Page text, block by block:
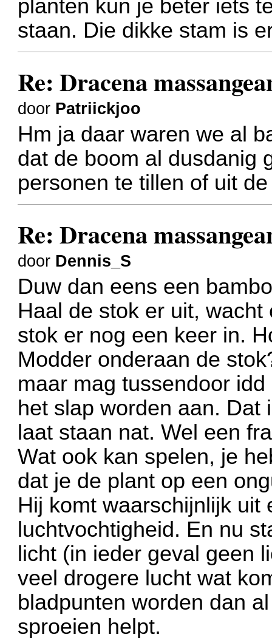
planten kun je beter iets
staan. Die dikke stam is
Re: Dracena
door Patriickjoo
Hm ja daar waren we al
dat de boom al dusdanig
personen te tillen of uit
Re: Dracena
door Dennis_S
Duw dan eens een
Haal de stok er uit,
stok er nog een keer in.
Modder onderaan de
maar mag tussendoor
het slap worden aan.
laat staan nat. Wel een
Wat ook kan spelen, je
dat je de plant op een
Hij komt waarschijnlijk uit
luchtvochtigheid. En nu
licht (in ieder geval geen
veel drogere lucht wat
bladpunten worden dan
sproeien helpt.